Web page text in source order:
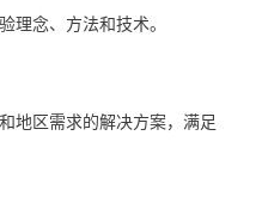
理念、方法和技术。
地区需求的解决方案，满足